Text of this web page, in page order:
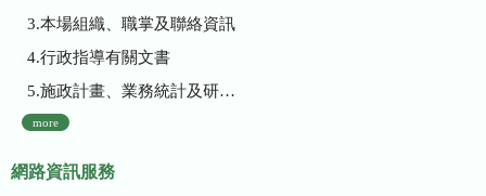
3.本場組織、職掌及聯絡資訊
4.行政指導有關文書
5.施政計畫、業務統計及研究報告
more
網路資訊服務